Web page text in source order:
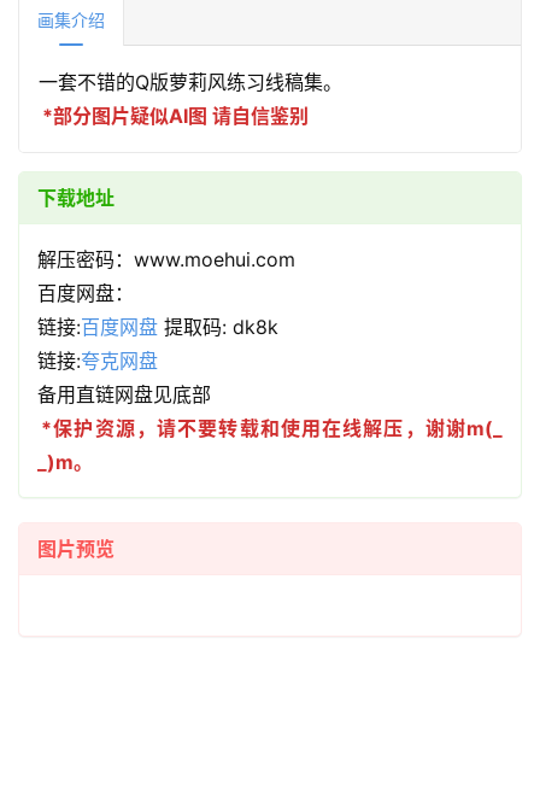
画集介绍
一套不错的Q版萝莉风练习线稿集。
*部分图片疑似AI图 请自信鉴别
下载地址
解压密码：www.moehui.com
百度网盘：
链接:百度网盘 提取码: dk8k
链接:夸克网盘
备用直链网盘见底部
*保护资源，请不要转载和使用在线解压，谢谢m(_
_)m。
图片预览